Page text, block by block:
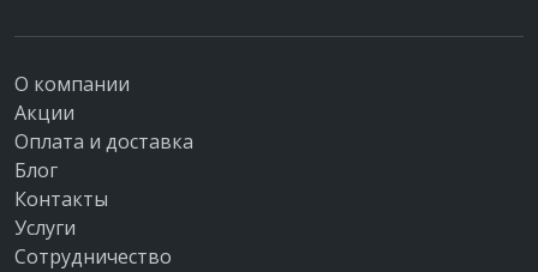
О компании
Акции
Оплата и доставка
Блог
Контакты
Услуги
Сотрудничество